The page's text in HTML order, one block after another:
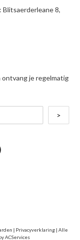
Blitsaerderleane 8,
ontvang je regelmatig
| Privacyverklaring | Alle
ACServices